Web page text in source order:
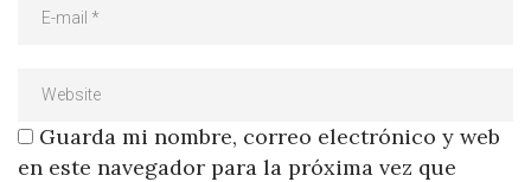
Guarda mi nombre, correo electrónico y web
en este navegador para la próxima vez que